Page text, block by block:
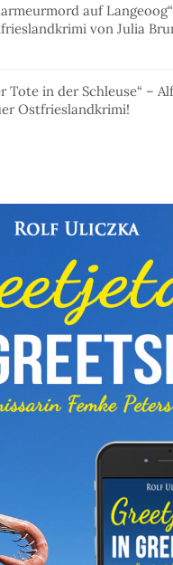
auf
von Julia
Tote in der Schleuse“ –
Ostfrieslandkrimi!